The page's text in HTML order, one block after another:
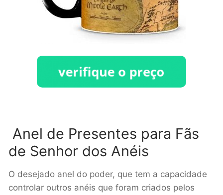
Anel de Presentes para Fãs
de Senhor dos Anéis
O desejado anel do poder, que tem a capacidade
controlar outros anéis que foram criados pelos